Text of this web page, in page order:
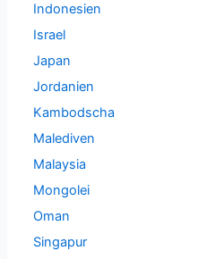
Indonesien
Israel
Japan
Jordanien
Kambodscha
Malediven
Malaysia
Mongolei
Oman
Singapur